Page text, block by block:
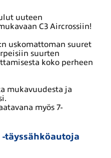
uuteen
C3 Aircrossiin!
uskomattoman suuret
suurten
koko perheen
mukavuudesta ja
myös 7-
-täyssähköautoja